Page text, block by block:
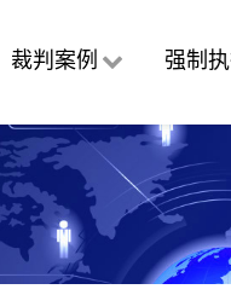
裁判案例 强制